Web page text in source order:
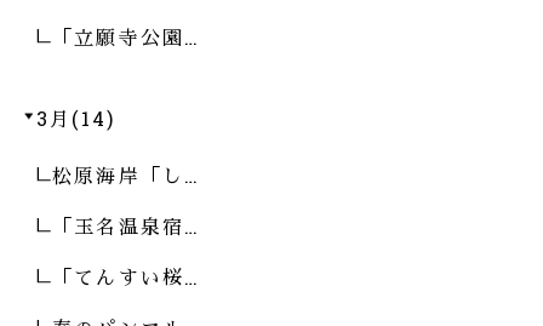
「立願寺公園…
3月(14)
松原海岸「し…
「玉名温泉宿…
「てんすい桜…